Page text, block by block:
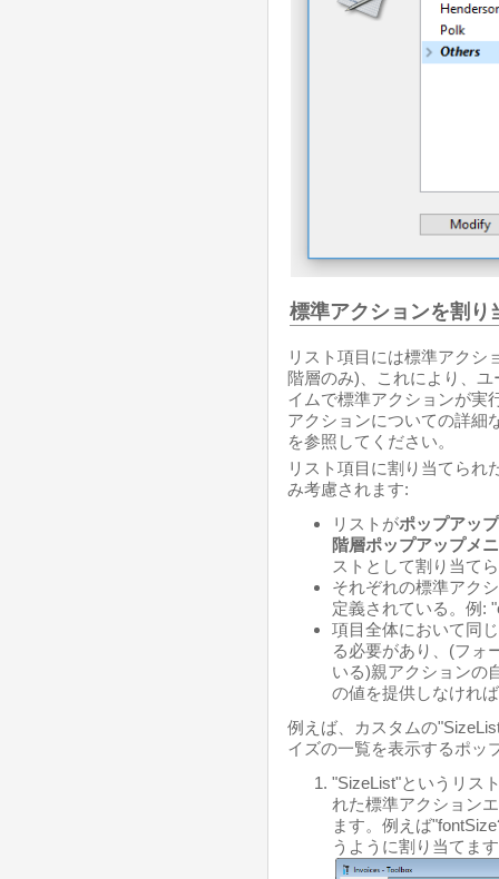
標準アクションを割り
リスト項目には標準アクシ
階層のみ)、これにより、
イムで標準アクションが実
アクションについての詳細
を参照してください。
リスト項目に割り当てられ
み考慮されます:
リストがポップアッ
階層ポップアップメ
ストとして割り当て
それぞれの標準アク
定義されている。例:
項目全体において同
る必要があり、(フォ
いる)親アクションの
の値を提供しなけれ
例えば、カスタムの
イズの一覧を表示するポッ
"SizeList"というリス
れた標準アクション
ます。例えば
うように割り当てま